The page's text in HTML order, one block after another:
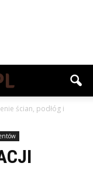
ścian, podłóg i